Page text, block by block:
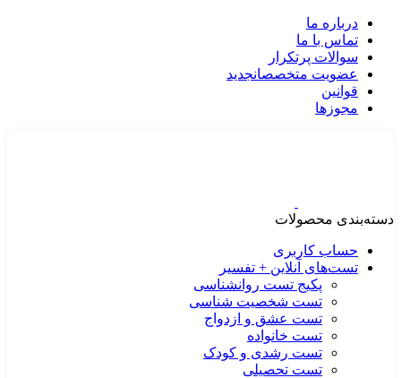
درباره ما
تماس با ما
سوالات پرتکرار
عضویت متخصصانجدید
قوانین
مجوزها
دسته‌بندی محصولات
حساب کاربری
تست‌های آنلاین + تفسیر
پکیج تست روانشناسی
تست شخصیت شناسی
تست عشق و ازدواج
تست خانواده
تست رشدی و کودک
تست تحصیلی